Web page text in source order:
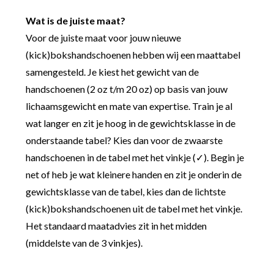
Wat is de juiste maat?
Voor de juiste maat voor jouw nieuwe
(kick)bokshandschoenen hebben wij een maattabel
samengesteld. Je kiest het gewicht van de
handschoenen (2 oz t/m 20 oz) op basis van jouw
lichaamsgewicht en mate van expertise. Train je al
wat langer en zit je hoog in de gewichtsklasse in de
onderstaande tabel? Kies dan voor de zwaarste
handschoenen in de tabel met het vinkje (✓). Begin je
net of heb je wat kleinere handen en zit je onderin de
gewichtsklasse van de tabel, kies dan de lichtste
(kick)bokshandschoenen uit de tabel met het vinkje.
Het standaard maatadvies zit in het midden
(middelste van de 3 vinkjes).